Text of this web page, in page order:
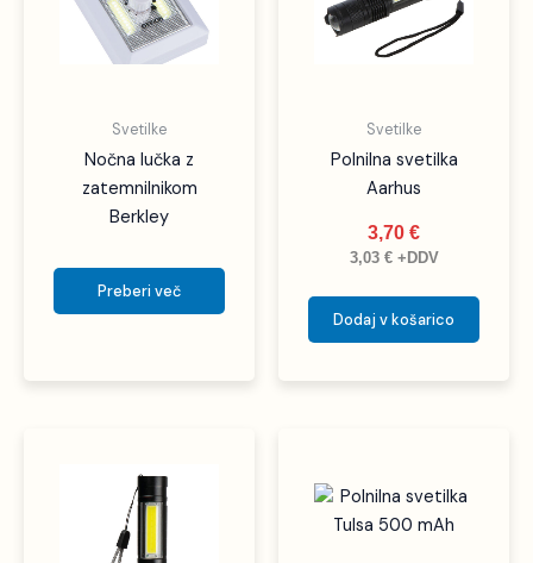
Svetilke
Nočna lučka z
zatemnilnikom
Berkley
Preberi več
Svetilke
Polnilna svetilka
Aarhus
3,70 €
3,03 €+DDV
Dodaj v košarico